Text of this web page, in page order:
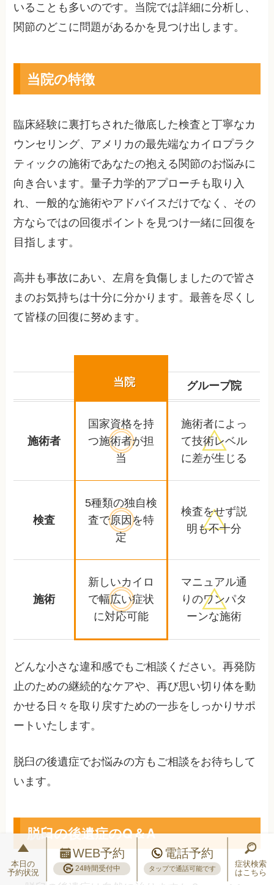
いることも多いのです。当院では詳細に分析し、
関節のどこに問題があるかを見つけ出します。
当院の特徴
臨床経験に裏打ちされた徹底した検査と丁寧なカ
ウンセリング、アメリカの最先端なカイロプラク
ティックの施術であなたの抱える関節のお悩みに
向き合います。量子力学的アプローチも取り入
れ、一般的な施術やアドバイスだけでなく、その
方ならではの回復ポイントを見つけ一緒に回復を
目指します。
高井も事故にあい、左肩を負傷しましたので皆さ
まのお気持ちは十分に分かります。最善を尽くし
て皆様の回復に努めます。
当院 グループ院
施術者
国家資格を持
つ施術者が担
当
施術者によっ
て技術レベル
に差が生じる
検査
5種類の独自検
査で原因を特
定
検査をせず説
明も不十分
施術
新しいカイロ
で幅広い症状
に対応可能
マニュアル通
りのワンパタ
ーンな施術
どんな小さな違和感でもご相談ください。再発防
止のための継続的なケアや、再び思い切り体を動
かせる日々を取り戻すための一歩をしっかりサポ
ートいたします。
脱臼の後遺症でお悩みの方もご相談をお待ちして
います。
脱臼の後遺症のQ＆A
本日の
予約状況
WEB予約
24時間受付中
電話予約
タップで通話可能です
症状検索
はこちら